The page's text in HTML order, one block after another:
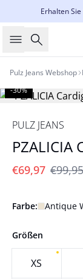
Erhalten
Suche
Pulz Jeans Webshop
-30%
PULZ JEANS
PZALICIA
€69,97 €99,95
Farbe: Antique
Größen
XS